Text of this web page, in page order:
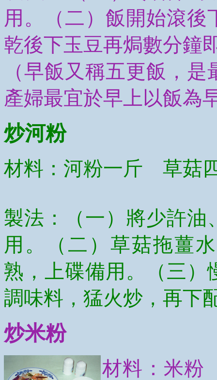
用。（二）飯開始滾後
乾後下玉豆再焗數分鐘
（早飯又稱五更飯，
產婦最宜於早上以飯為
炒河粉
材料：河粉一斤 草菇
製法：（一）將少許油
用。（二）草菇拖薑
熟，上碟備用。（三）
調味料，猛火炒，再下
炒米粉
材料：米